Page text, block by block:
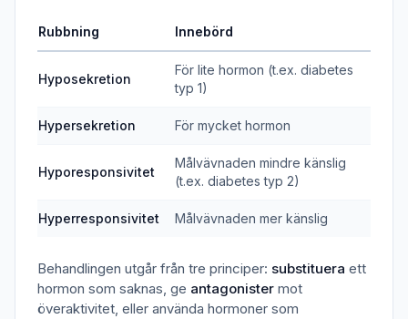
Rubbning Innebörd
Hyposekretion
För lite hormon (t.ex. diabetes
typ 1)
Hypersekretion För mycket hormon
Hyporesponsivitet
Målvävnaden mindre känslig
(t.ex. diabetes typ 2)
Hyperresponsivitet Målvävnaden mer känslig
Behandlingen utgår från tre principer: substituera ett
hormon som saknas, ge antagonister mot
överaktivitet, eller använda hormoner som